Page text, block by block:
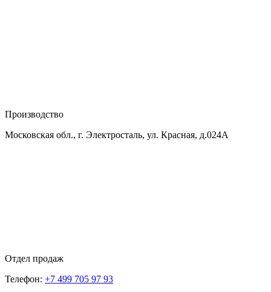
Производство
Московская обл., г. Электросталь, ул. Красная, д.024А
Отдел продаж
Телефон: +7 499 705 97 93